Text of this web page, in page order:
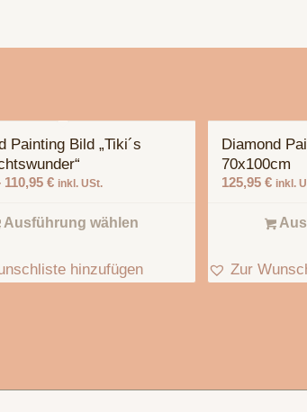
Painting Bild „Tiki´s
110,95 € inkl. USt.
Ausführung wählen
hinzufügen
Diamond
70x100cm
125,95€ inkl.
Zur